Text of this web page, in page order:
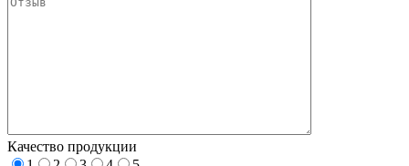
Качество продукции